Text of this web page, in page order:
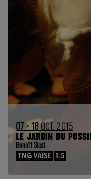
07>18OCT. 2015
LE JARDIN DU
Benoît Sicat
TNG VAISE 1.5